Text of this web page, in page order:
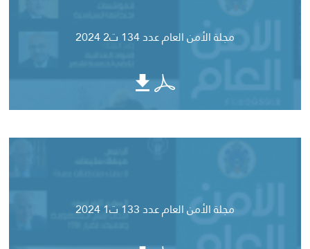
مجلة الأمن العام عدد 134 ت2 2024
مجلة الأمن العام عدد 133 ت1 2024